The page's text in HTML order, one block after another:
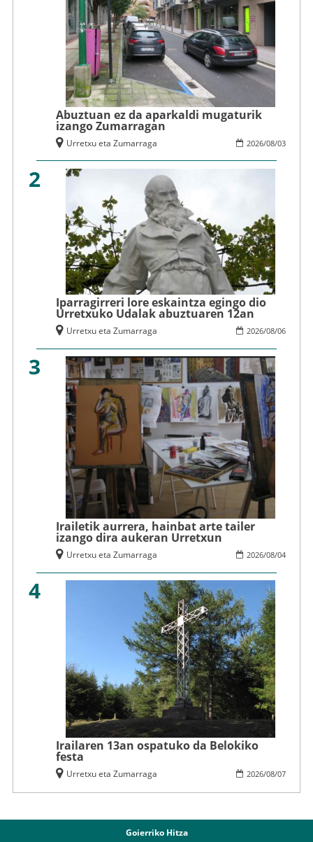
Abuztuan ez da aparkaldi mugaturik
izango Zumarragan
2026/08/03
Urretxu eta Zumarraga
2
Iparragirreri lore eskaintza egingo dio
Urretxuko Udalak abuztuaren 12an
2026/08/06
Urretxu eta Zumarraga
3
Irailetik aurrera, hainbat arte tailer
izango dira aukeran Urretxun
2026/08/04
Urretxu eta Zumarraga
4
Irailaren 13an ospatuko da Belokiko
festa
2026/08/07
Urretxu eta Zumarraga
Goierriko Hitza